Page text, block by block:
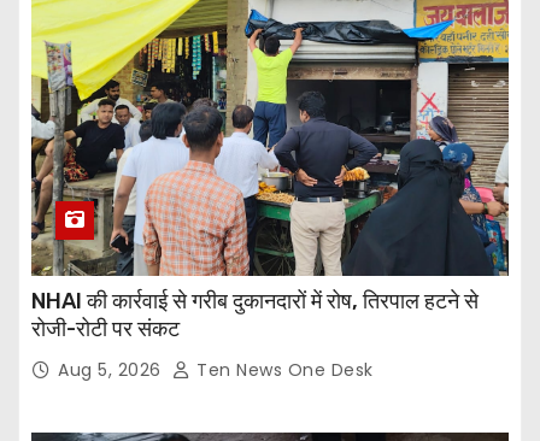
NHAI की कार्रवाई से गरीब दुकानदारों में रोष, तिरपाल हटने से
रोजी-रोटी पर संकट
Aug 5, 2026 Ten News One Desk